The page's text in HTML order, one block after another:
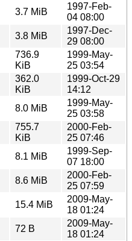
3.7 MiB
1997-Feb-
04 08:00
3.8 MiB
1997-Dec-
29 08:00
736.9
KiB
1999-May-
25 03:54
362.0
KiB
1999-Oct-29
14:12
8.0 MiB
1999-May-
25 03:58
755.7
KiB
2000-Feb-
25 07:46
8.1 MiB
1999-Sep-
07 18:00
8.6 MiB
2000-Feb-
25 07:59
15.4 MiB
2009-May-
18 01:24
72 B
2009-May-
18 01:24